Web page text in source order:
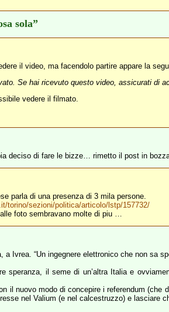
sola”
il video, ma facendolo partire appare la
Se hai ricevuto questo video, assicurati di
vedere il filmato.
deciso di fare le bizze… rimetto il post in
parla di una presenza di 3 mila persone.
torino/sezioni/politica/articolo/lstp/157732/
foto sembravano molte di piu …
a Ivrea. “Un ingegnere elettronico che non sa
speranza, il seme di un’altra Italia e
il nuovo modo di concepire i referendum (che
nel Valium (e nel calcestruzzo) e lasciare